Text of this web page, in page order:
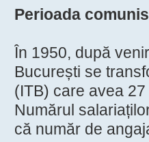
Perioada
În 1950, după
București se
(ITB) care avea
Numărul
că număr de